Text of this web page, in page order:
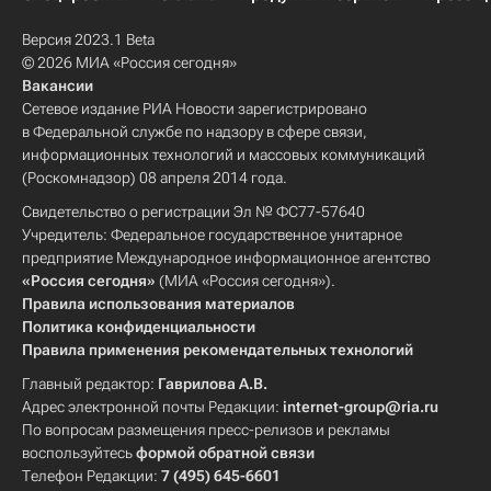
Версия 2023.1 Beta
© 2026 МИА «Россия сегодня»
Вакансии
Сетевое издание РИА Новости зарегистрировано
в Федеральной службе по надзору в сфере связи,
информационных технологий и массовых коммуникаций
(Роскомнадзор) 08 апреля 2014 года.
Свидетельство о регистрации Эл № ФС77-57640
Учредитель: Федеральное государственное унитарное
предприятие Международное информационное агентство
«Россия сегодня» (МИА «Россия сегодня»).
Правила использования материалов
Политика конфиденциальности
Правила применения рекомендательных технологий
Главный редактор: Гаврилова А.В.
Адрес электронной почты Редакции: internet-group@ria.ru
По вопросам размещения пресс-релизов и рекламы
воспользуйтесьформой обратной связи
Телефон Редакции: 7 (495) 645-6601